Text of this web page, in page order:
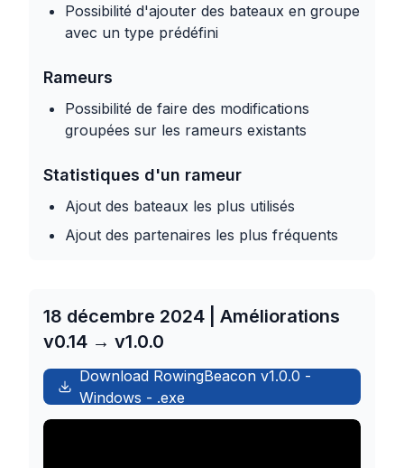
Possibilité d'ajouter des bateaux en groupe
avec un type prédéfini
Rameurs
Possibilité de faire des modifications
groupées sur les rameurs existants
Statistiques d'un rameur
Ajout des bateaux les plus utilisés
Ajout des partenaires les plus fréquents
18 décembre 2024 | Améliorations
v0.14 → v1.0.0
Download RowingBeacon v1.0.0 -
Windows - .exe